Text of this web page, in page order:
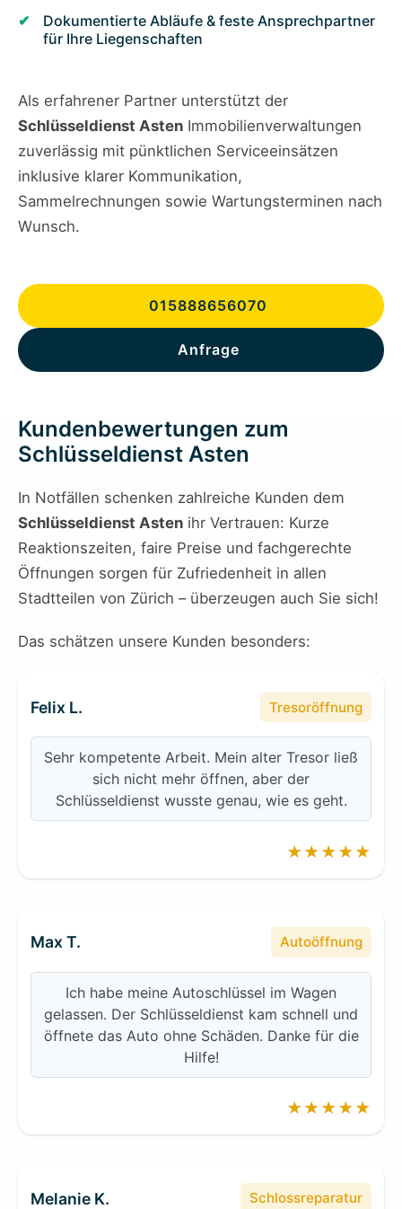
Dokumentierte Abläufe & feste Ansprechpartner
für Ihre Liegenschaften
Als erfahrener Partner unterstützt der
Schlüsseldienst Asten Immobilienverwaltungen
zuverlässig mit pünktlichen Serviceeinsätzen
inklusive klarer Kommunikation,
Sammelrechnungen sowie Wartungsterminen nach
Wunsch.
015888656070
Anfrage
Kundenbewertungen zum
Schlüsseldienst Asten
In Notfällen schenken zahlreiche Kunden dem
Schlüsseldienst Asten ihr Vertrauen: Kurze
Reaktionszeiten, faire Preise und fachgerechte
Öffnungen sorgen für Zufriedenheit in allen
Stadtteilen von Zürich – überzeugen auch Sie sich!
Das schätzen unsere Kunden besonders:
Felix L. Tresoröffnung
Sehr kompetente Arbeit. Mein alter Tresor ließ
sich nicht mehr öffnen, aber der
Schlüsseldienst wusste genau, wie es geht.
★★★★★
Max T. Autoöffnung
Ich habe meine Autoschlüssel im Wagen
gelassen. Der Schlüsseldienst kam schnell und
öffnete das Auto ohne Schäden. Danke für die
Hilfe!
★★★★★
Melanie K. Schlossreparatur